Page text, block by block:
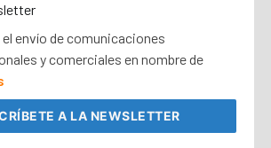
envío de comunicaciones
y comerciales en nombre de
A LA NEWSLETTER